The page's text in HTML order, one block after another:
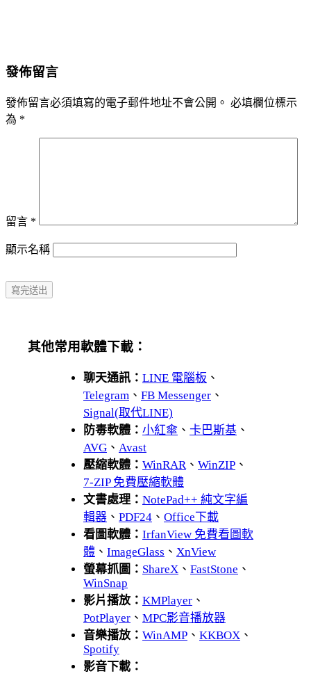
發佈留言
發佈留言必須填寫的電子郵件地址不會公開。 必填欄位標示
為 *
留言 *
顯示名稱
其他常用軟體下載：
聊天通訊： LINE 電腦板 、
Telegram 、 FB Messenger 、
Signal(取代LINE)
防毒軟體： 小紅傘 、 卡巴斯基 、
AVG 、 Avast
壓縮軟體： WinRAR 、 WinZIP 、
7-ZIP 免費壓縮軟體
文書處理： NotePad++ 純文字編
輯器 、 PDF24 、 Office下載
看圖軟體： IrfanView 免費看圖軟
體 、 ImageGlass 、 XnView
螢幕抓圖： ShareX 、 FastStone 、
WinSnap
影片播放： KMPlayer 、
PotPlayer 、 MPC影音播放器
音樂播放： WinAMP 、 KKBOX 、
Spotify
影音下載：